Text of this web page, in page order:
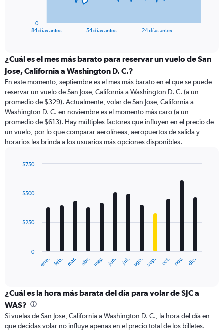
categories.
Range:
85
categories.
The
chart
has
1
Y
axis
values.
to
84 días antes 54 días antes 24 días antes
0
¿Cuál es el mes más barato para reservar un vuelo de San
Jose, California a Washington D. C.?
En este momento, septiembre es el mes más barato en el que se puede
reservar un vuelo de San Jose, California a Washington D. C. (a un
promedio de $329). Actualmente, volar de San Jose, California a
Washington D. C. en noviembre es el momento más caro (a un
promedio de $613). Hay múltiples factores que influyen en el precio de
un vuelo, por lo que comparar aerolíneas, aeropuertos de salida y
horarios les brinda a los usuarios más opciones disponibles.
with
12
The
categories.
Range:
12
categories.
ene. feb. mar. abr. may. jun. jul. ago. sep. oct. nov. dic.
0
$250
$500
$750
¿Cuál es la hora más barata del día para volar de SJC a
WAS?
Si vuelas de San Jose, California a Washington D. C., la hora del día en
que decidas volar no influye apenas en el precio total de los billetes.